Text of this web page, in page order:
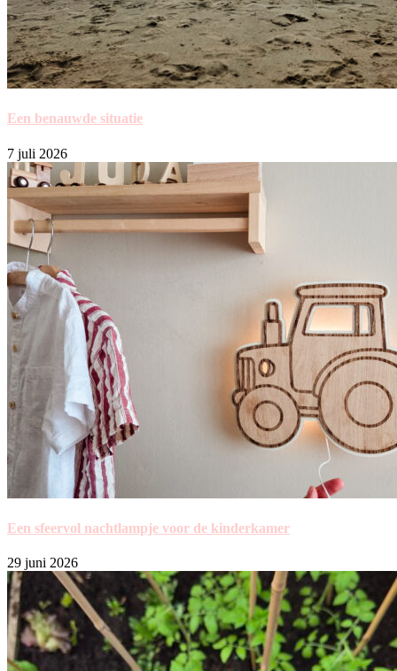
Een benauwde situatie
7 juli 2026
Een sfeervol nachtlampje voor de kinderkamer
29 juni 2026